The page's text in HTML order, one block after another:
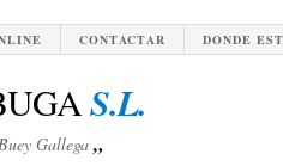
CONTACTAR DONDE
S.L.
Gallega „